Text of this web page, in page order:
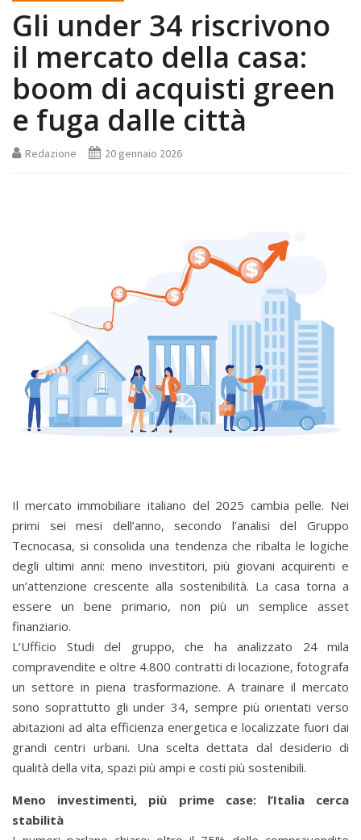
Gli under 34 riscrivono
il mercato della casa:
boom di acquisti green
e fuga dalle città
Redazione 20 gennaio 2026
Il mercato immobiliare italiano del 2025 cambia pelle. Nei
primi sei mesi dell’anno, secondo l’analisi del Gruppo
Tecnocasa, si consolida una tendenza che ribalta le logiche
degli ultimi anni: meno investitori, più giovani acquirenti e
un’attenzione crescente alla sostenibilità. La casa torna a
essere un bene primario, non più un semplice asset
finanziario.
L’Ufficio Studi del gruppo, che ha analizzato 24 mila
compravendite e oltre 4.800 contratti di locazione, fotografa
un settore in piena trasformazione. A trainare il mercato
sono soprattutto gli under 34, sempre più orientati verso
abitazioni ad alta efficienza energetica e localizzate fuori dai
grandi centri urbani. Una scelta dettata dal desiderio di
qualità della vita, spazi più ampi e costi più sostenibili.
Meno investimenti, più prime case: l’Italia cerca
stabilità